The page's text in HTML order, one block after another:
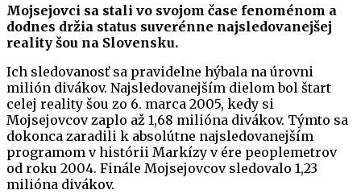
Mojsejovci sa stali vo svojom čase fenoménom a
dodnes držia status suverénne najsledovanejšej
reality šou na Slovensku.
Ich sledovanosť sa pravidelne hýbala na úrovni
milión divákov. Najsledovanejším dielom bol štart
celej reality šou zo 6. marca 2005, kedy si
Mojsejovcov zaplo až 1,68 milióna divákov. Týmto sa
dokonca zaradili k absolútne najsledovanejším
programom v histórii Markízy v ére peoplemetrov
od roku 2004. Finále Mojsejovcov sledovalo 1,23
milióna divákov.